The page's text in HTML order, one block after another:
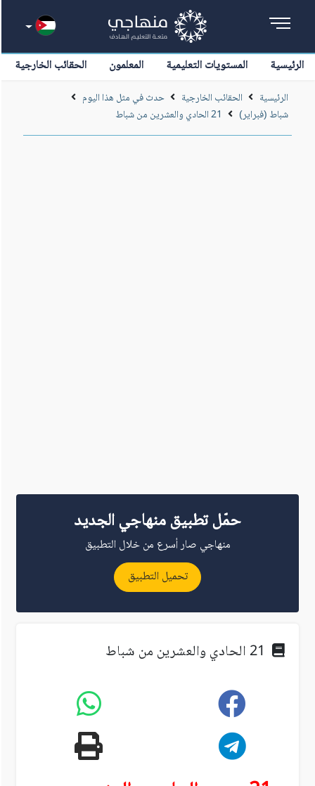
الرئيسية المستويات التعليمية المعلمون الحقائب الخارجية
الرئيسية الحقائب الخارجية
حدث في مثل هذا اليوم
شباط (فبراير)
21 الحادي والعشرين من شباط
حمّل تطبيق منهاجي الجديد
منهاجي صار أسرع من خلال التطبيق
تحميل التطبيق